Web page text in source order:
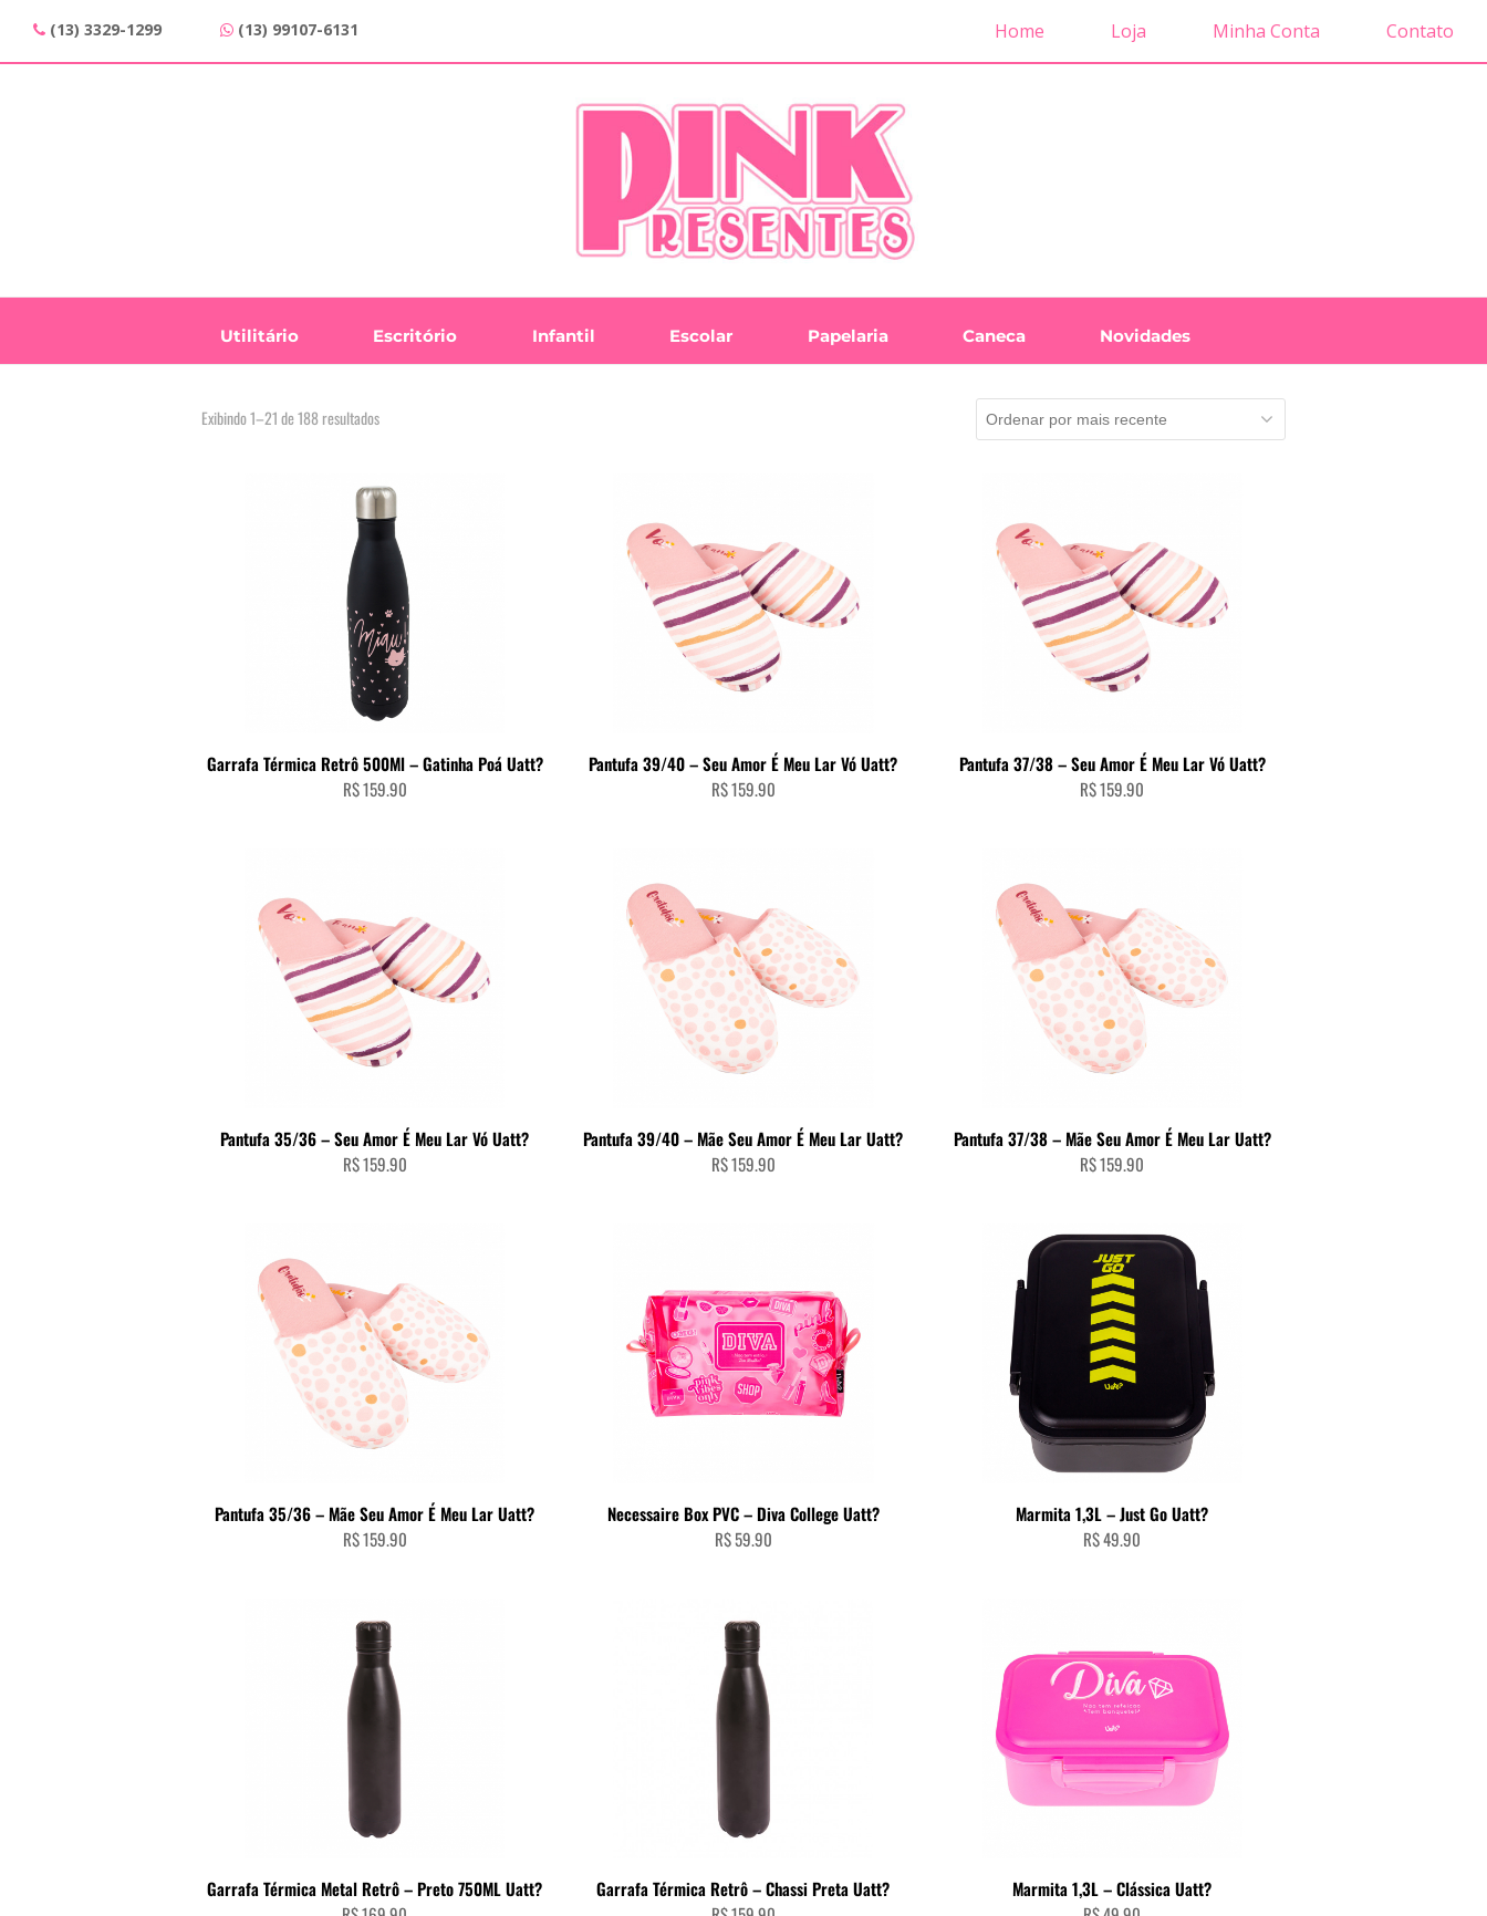
Home Loja Minha Conta Contato
(13) 3329-1299 (13) 99107-6131
Utilitário Escritório Infantil Escolar Papelaria Caneca Novidades
Exibindo 1–21 de 188 resultadosClassificado
mais
recente
ADICIONAR AO CARRINHO
Garrafa Térmica Retrô 500Ml – Gatinha Poá Uatt?
R$159.90
ADICIONAR AO CARRINHO
Pantufa 39/40 – Seu Amor É Meu Lar Vó Uatt?
R$159.90
ADICIONAR AO CARRINHO
Pantufa 37/38 – Seu Amor É Meu Lar Vó Uatt?
R$159.90
ADICIONAR AO CARRINHO
Pantufa 35/36 – Seu Amor É Meu Lar Vó Uatt?
R$159.90
ADICIONAR AO CARRINHO
Pantufa 39/40 – Mãe Seu Amor É Meu Lar Uatt?
R$159.90
ADICIONAR AO CARRINHO
Pantufa 37/38 – Mãe Seu Amor É Meu Lar Uatt?
R$159.90
ADICIONAR AO CARRINHO
Pantufa 35/36 – Mãe Seu Amor É Meu Lar Uatt?
R$159.90
ADICIONAR AO CARRINHO
Necessaire Box PVC – Diva College Uatt?
R$59.90
ADICIONAR AO CARRINHO
Marmita 1,3L – Just Go Uatt?
R$49.90
ADICIONAR AO CARRINHO
Garrafa Térmica Metal Retrô – Preto 750ML Uatt?
ADICIONAR AO CARRINHO
Garrafa Térmica Retrô – Chassi Preta Uatt?
ADICIONAR AO CARRINHO
Marmita 1,3L – Clássica Uatt?